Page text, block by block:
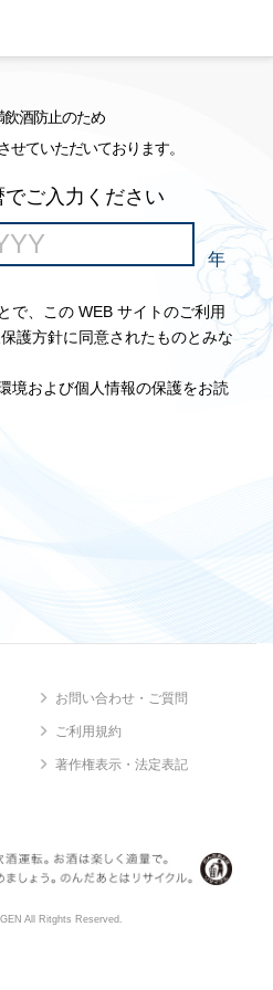
飲酒防止のため
せていただいております。
ご入力ください
年
で、この WEB サイトのご利用
護方針に同意されたものとみな
境および個人情報の保護をお読
お問い合わせ・ご質問
ご利用規約
著作権表示・法定表記
All Ritghts Reserved.